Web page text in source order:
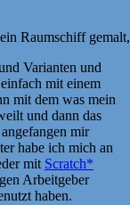
Raumschiff
Varianten und
mit einem
mit dem was mein
und dann das
mir
habe ich mich an
mit Scratch*
Arbeitgeber
haben.